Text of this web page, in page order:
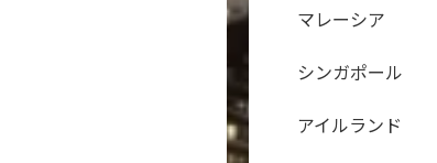
マレーシア
シンガポール
アイルランド